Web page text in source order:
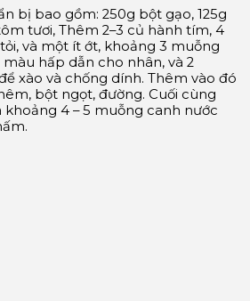
bị bao gồm: 250g bột gạo, 125g
tươi, Thêm 2–3 củ hành tím, 4
và một ít ớt, khoảng 3 muỗng
hấp dẫn cho nhân, và 2
xào và chống dính. Thêm vào đó
bột ngọt, đường. Cuối cùng
4 – 5 muỗng canh nước